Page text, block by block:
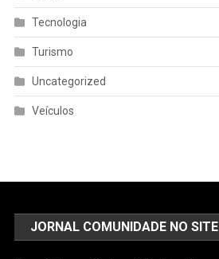
Tecnologia
Turismo
Uncategorized
Veículos
JORNAL COMUNIDADE NO SITE